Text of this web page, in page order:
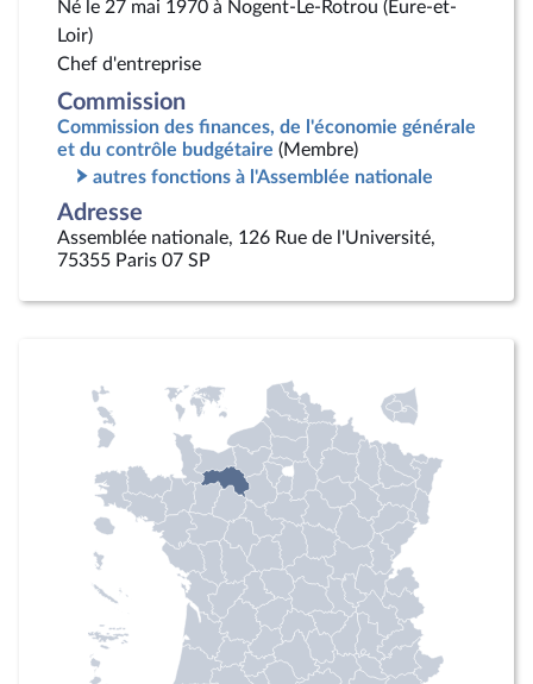
Né le 27 mai 1970 à Nogent-Le-Rotrou (Eure-et-
Loir)
Chef d'entreprise
Commission
Commission des finances, de l'économie générale
et du contrôle budgétaire (Membre)
autres fonctions à l'Assemblée nationale
Adresse
Assemblée nationale, 126 Rue de l'Université,
75355 Paris 07 SP